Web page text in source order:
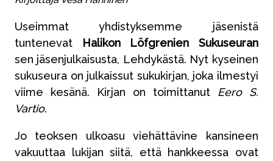
Useimmat yhdistyksemme jäsenistä
tuntenevat
Halikon Löfgrenien Sukuseuran
sen jäsenjulkaisusta, Lehdykästä. Nyt kyseinen
sukuseura on julkaissut sukukirjan, joka ilmestyi
viime kesänä. Kirjan on toimittanut Eero S.
Vartio.
Jo teoksen ulkoasu viehättävine kansineen
vakuuttaa lukijan siitä, että hankkeessa ovat